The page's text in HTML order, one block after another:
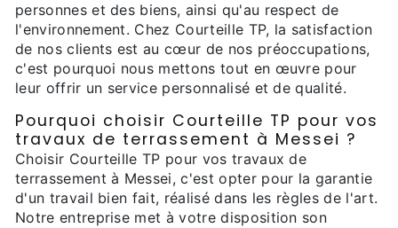
personnes et des biens, ainsi qu'au respect de
l'environnement. Chez Courteille TP, la satisfaction
de nos clients est au cœur de nos préoccupations,
c'est pourquoi nous mettons tout en œuvre pour
leur offrir un service personnalisé et de qualité.
Pourquoi choisir Courteille TP pour vos
travaux de terrassement à Messei ?
Choisir Courteille TP pour vos travaux de
terrassement à Messei, c'est opter pour la garantie
d'un travail bien fait, réalisé dans les règles de l'art.
Notre entreprise met à votre disposition son